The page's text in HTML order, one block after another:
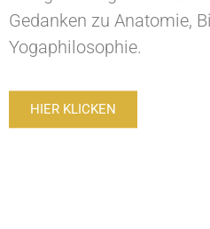
Gedanken zu Anatomie,
Yogaphilosophie.
HIER KLICKEN